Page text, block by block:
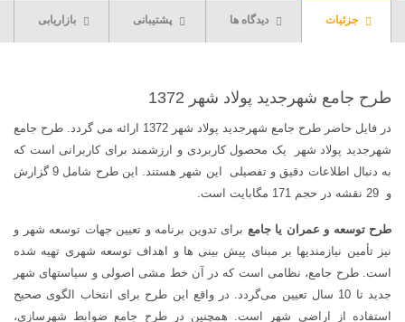
آلبوم
عدد
جزئیات دیدگاه ها پشتیبانی بازاریابی
طرح جامع شهرجدید پولاد شهر 1372
در فایل حاضر طرح جامع شهرجدید پولاد شهر 1372 ارائه می گردد. طرح جامع
شهرجدید پولاد شهر یک محصول کاربردی و ارزشمند برای کاربرانی است که
به دنبال اطلاعات دقیق و تفصیلی این شهر هستند. این طرح شامل 9 گزارش
و 29 نقشه در حجم 171 مگابایت است.
طرح توسعه و عمران یا جامع برای تدوین برنامه و تعیین جهات توسعه شهر و
نیز تأمین نیازمندیها بر مبنای پیش بینی ها و اهداف توسعه شهری تهیه شده
است. طرح جامع، نظامی است که در آن خط مشی اصولی و سیاستهای شهر
جدید تا 10 سال تعیین می‌گردد. در واقع این طرح برای انتخاب الگوی صحیح
استفاده از اراضی شهر است. همچنین در طرح جامع ضوابط شهرسازی،